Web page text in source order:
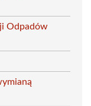
Odpadów